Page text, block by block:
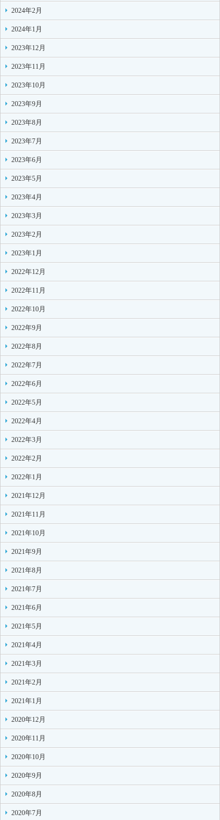
2024年2月
2024年1月
2023年12月
2023年11月
2023年10月
2023年9月
2023年8月
2023年7月
2023年6月
2023年5月
2023年4月
2023年3月
2023年2月
2023年1月
2022年12月
2022年11月
2022年10月
2022年9月
2022年8月
2022年7月
2022年6月
2022年5月
2022年4月
2022年3月
2022年2月
2022年1月
2021年12月
2021年11月
2021年10月
2021年9月
2021年8月
2021年7月
2021年6月
2021年5月
2021年4月
2021年3月
2021年2月
2021年1月
2020年12月
2020年11月
2020年10月
2020年9月
2020年8月
2020年7月